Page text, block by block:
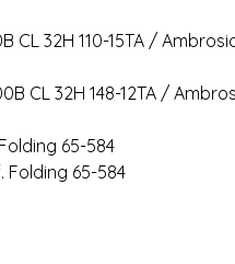
CL 32H 110-15TA /
CL 32H 148-12TA /
65-584
Folding 65-584